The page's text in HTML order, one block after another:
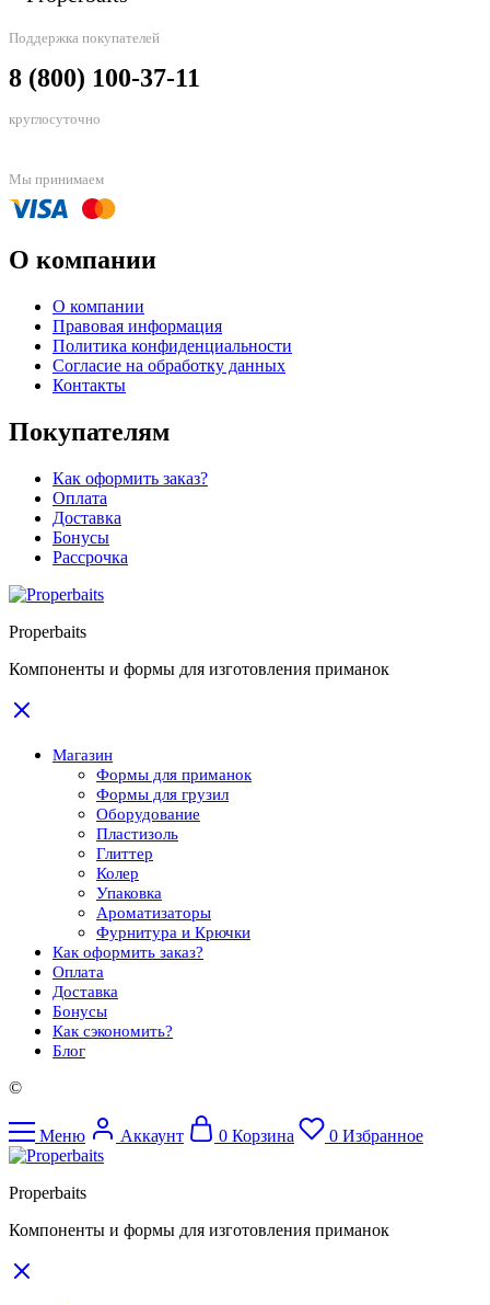
Поддержка покупателей
8 (800) 100-37-11
круглосуточно
Мы принимаем
О компании
О компании
Правовая информация
Политика конфиденциальности
Согласие на обработку данных
Контакты
Покупателям
Как оформить заказ?
Оплата
Доставка
Бонусы
Рассрочка
Properbaits
Компоненты и формы для изготовления приманок
Магазин
Формы для приманок
Формы для грузил
Оборудование
Пластизоль
Глиттер
Колер
Упаковка
Ароматизаторы
Фурнитура и Крючки
Как оформить заказ?
Оплата
Доставка
Бонусы
Как сэкономить?
Блог
©
Меню Аккаунт 0 Корзина 0 Избранное
Properbaits
Компоненты и формы для изготовления приманок